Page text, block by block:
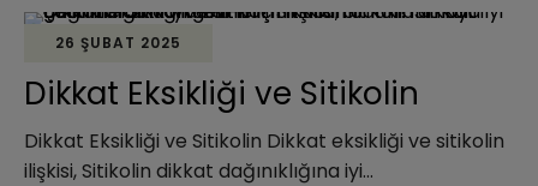
26 ŞUBAT 2025
Dikkat Eksikliği ve Sitikolin
Dikkat Eksikliği ve Sitikolin Dikkat eksikliği ve sitikolin
ilişkisi, Sitikolin dikkat dağınıklığına iyi...